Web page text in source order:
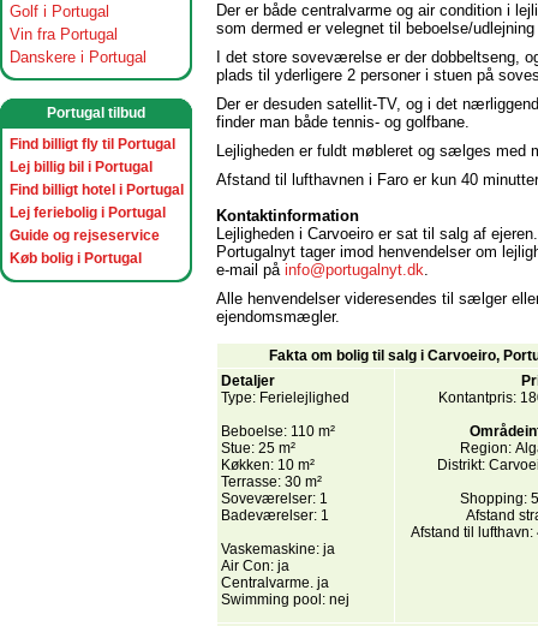
Golf i Portugal
Vin fra Portugal
Danskere i Portugal
Portugal tilbud
Find billigt fly til Portugal
Lej billig bil i Portugal
Find billigt hotel i Portugal
Lej feriebolig i Portugal
Guide og rejseservice
Køb bolig i Portugal
Der er både centralvarme og air condition i
som dermed er velegnet til beboelse/
I det store soveværelse er der dobbeltseng,
plads til yderligere 2 personer i stuen på
Der er desuden satellit-TV, og i det
finder man både tennis- og golfbane.
Lejligheden er fuldt møbleret og sælges med
Afstand til lufthavnen i Faro er kun 40
Kontaktinformation
Lejligheden i Carvoeiro er sat til salg af ejeren.
Portugalnyt tager imod henvendelser om
e-mail på info@portugalnyt.dk.
Alle henvendelser videresendes til sælger
ejendomsmægler.
Fakta om bolig til salg i Carvoeiro,
Detaljer
Type: Ferielejlighed
Beboelse: 110 m²
Stue: 25 m²
Køkken: 10 m²
Terrasse: 30 m²
Soveværelser: 1
Badeværelser: 1
Vaskemaskine: ja
Air Con: ja
Centralvarme. ja
Swimming pool: nej
Kontantpris:
Region:
Distrikt:
Shopping:
Afstand
Afstand til lufthavn: